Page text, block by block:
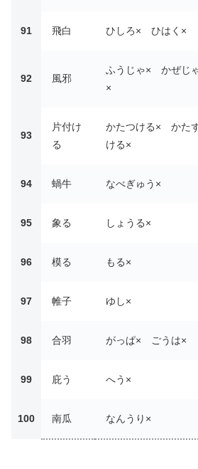
91 飛白 ひしろ× ひはく×
92 風邪
ふうじゃ× かぜじ
×
93
片付け
る
かたつける× かた
ける×
94 蝸牛 なべぎゅう×
95 象る しょうる×
96 模る もる×
97 帷子 ゆし×
98 合羽 がっぱ× ごうは×
99 庇う へう×
100 南瓜 なんうり×